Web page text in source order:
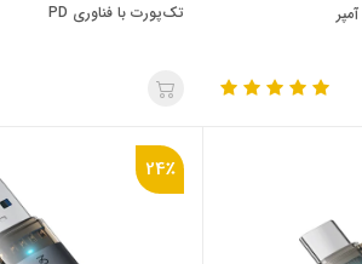
تک‌پورت با فناوری PD
24٪